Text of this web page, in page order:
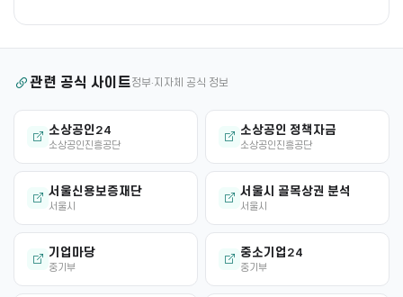
관련 공식 사이트정부·지자체 공식 정보
소상공인24
소상공인진흥공단
소상공인 정책자금
소상공인진흥공단
서울신용보증재단
서울시
서울시 골목상권 분석
서울시
기업마당
중기부
중소기업24
중기부